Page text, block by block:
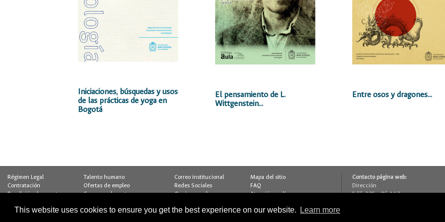
This website uses cookies to ensure you get the best experience on our website. Learn more
Iniciaciones, búsquedas y usos
de las prácticas de yoga en
Bogotá
El pensamiento de L.
Wittgenstein...
Entre osos y dragones...
Régimen Legal
Talento humano
Contratación
Ofertas de empleo
Rendición de cuentas
Concurso docente
Calidad
Buzón de notificaciones
Correo institucional
Mapa del sitio
Redes Sociales
FAQ
Quejas y reclamos
Atención en línea
Estadísticas
Glosario
Contacto página web:
Dirección
Edif. 205 - Of. 117